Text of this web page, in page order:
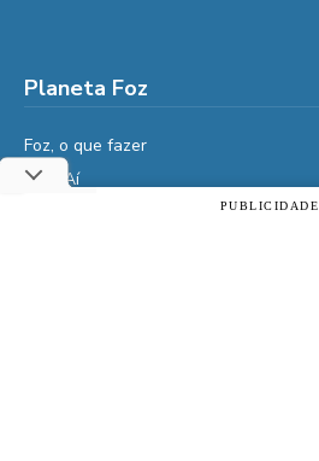
Planeta Foz
Foz, o que fazer
Diga Aí
PUBLICIDADE